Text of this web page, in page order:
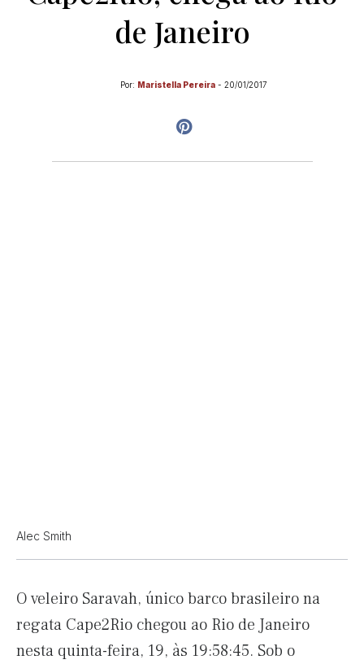
de Janeiro
Por: Maristella Pereira - 20/01/2017
Alec Smith
O veleiro Saravah, único barco brasileiro na
regata Cape2Rio chegou ao Rio de Janeiro
nesta quinta-feira, 19, às 19:58:45. Sob o